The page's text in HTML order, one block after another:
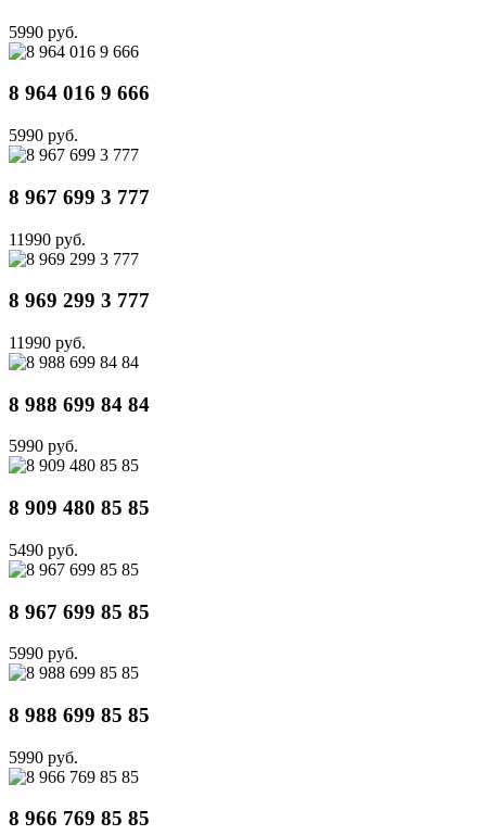
5990 руб.
8 964 016 9 666
5990 руб.
8 967 699 3 777
11990 руб.
8 969 299 3 777
11990 руб.
8 988 699 84 84
5990 руб.
8 909 480 85 85
5490 руб.
8 967 699 85 85
5990 руб.
8 988 699 85 85
5990 руб.
8 966 769 85 85